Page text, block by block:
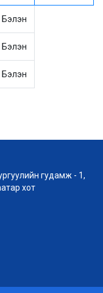
Бэлэн
Бэлэн
Бэлэн
гудамж - 1,
хот